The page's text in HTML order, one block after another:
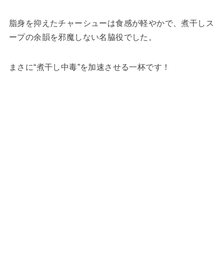
脂身を抑えたチャーシューは食感が軽やかで、煮干しス
ープの余韻を邪魔しない名脇役でした。
まさに“煮干し中毒”を加速させる一杯です！